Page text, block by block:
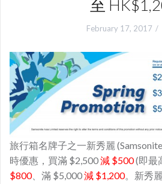
至
February 17, 2017
旅行箱名牌子之一新秀麗
時優惠，買滿 $2,500減 $500(即最
$800、滿 $5,000減 $1,200。新秀